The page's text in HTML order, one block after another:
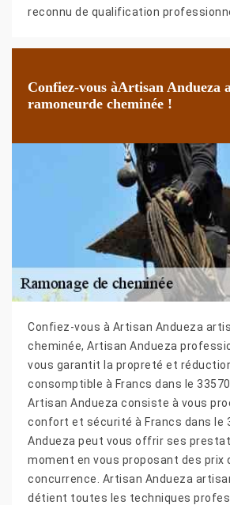
reconnu de qualification
Confiez-vous àArtisan Andueza
ramoneurde cheminée !
Confiez-vous à Artisan Andueza
cheminée, Artisan Andueza
vous garantit la propreté et
consomptible à Francs dans le
Artisan Andueza consiste à vous
confort et sécurité à Francs dans le
Andueza peut vous offrir ses
moment en vous proposant des prix
concurrence. Artisan Andueza
détient toutes les techniques